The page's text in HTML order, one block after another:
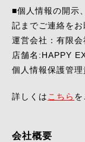
■個人情報の開示
記までご連絡をお
運営会社：有限
店舗名:HAPPY
個人情報保護管
詳しくは こちら を
会社概要